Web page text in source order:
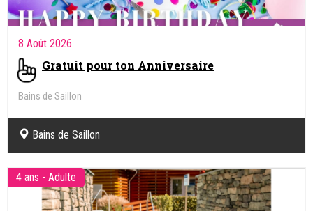
8 Août 2026
Gratuit pour ton Anniversaire
Bains de Saillon
Bains de Saillon
4 ans - Adulte